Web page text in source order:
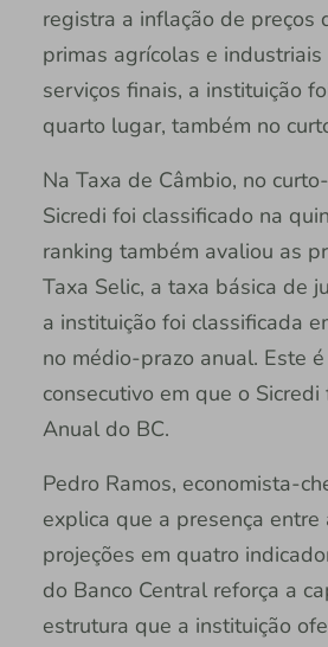
registra a inflação de preços
primas agrícolas e
serviços finais, a instituição
quarto lugar, também no
Na Taxa de Câmbio, no
Sicredi foi classificado na
ranking também avaliou as
Taxa Selic, a taxa básica de
a instituição foi classificada
no médio-prazo anual. Este
consecutivo em que o
Anual do BC.
Pedro Ramos, economista-
explica que a presença entre
projeções em quatro
do Banco Central reforça a
estrutura que a instituição